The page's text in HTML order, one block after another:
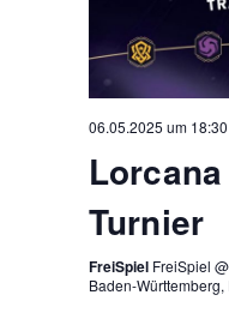
06.05.2025 um 18:30
Turnier
FreiSpiel FreiSpiel
Baden-